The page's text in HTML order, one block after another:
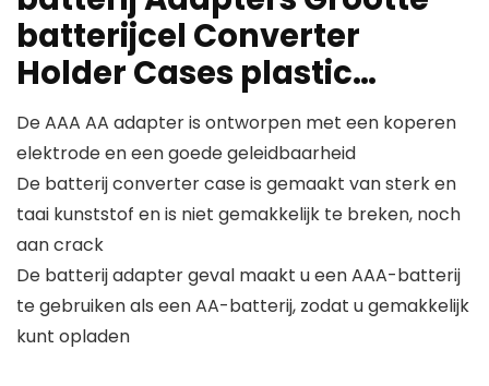
batterijcel Converter
Holder Cases plastic…
De AAA AA adapter is ontworpen met een koperen
elektrode en een goede geleidbaarheid
De batterij converter case is gemaakt van sterk en
taai kunststof en is niet gemakkelijk te breken, noch
aan crack
De batterij adapter geval maakt u een AAA-batterij
te gebruiken als een AA-batterij, zodat u gemakkelijk
kunt opladen